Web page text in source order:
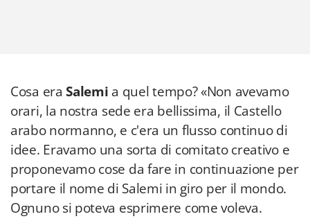
Cosa eraSalemi a quel tempo? «Non avevamo
orari, la nostra sede era bellissima, il Castello
arabo normanno, e c'era un flusso continuo di
idee. Eravamo una sorta di comitato creativo e
proponevamo cose da fare in continuazione per
portare il nome di Salemi in giro per il mondo.
Ognuno si poteva esprimere come voleva.